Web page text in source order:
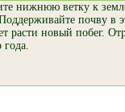
нижнюю ветку к
почву в
расти новый побег.
года.